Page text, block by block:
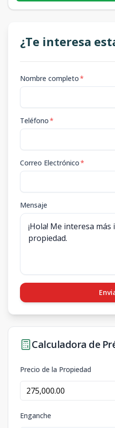
¿Te interesa
Nombre completo*
Teléfono*
Correo Electrónico*
Mensaje
Calculadora de
Precio de la Propiedad
Enganche